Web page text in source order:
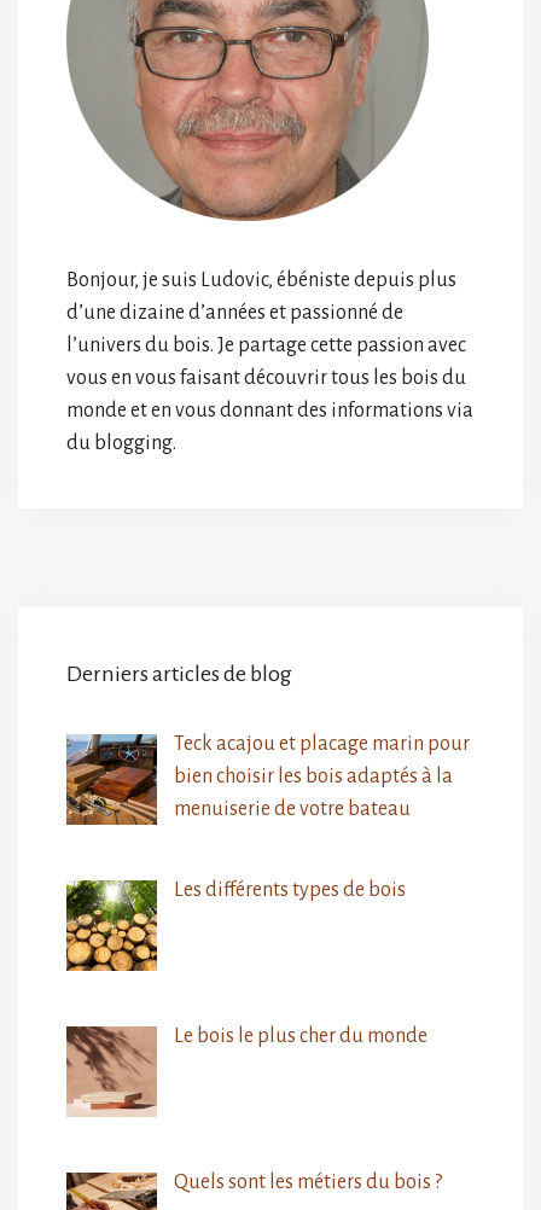
Bonjour, je suis Ludovic, ébéniste depuis plus
d’une dizaine d’années et passionné de
l’univers du bois. Je partage cette passion avec
vous en vous faisant découvrir tous les bois du
monde et en vous donnant des informations via
du blogging.
Derniers articles de blog
Teck acajou et placage marin pour
bien choisir les bois adaptés à la
menuiserie de votre bateau
Les différents types de bois
Le bois le plus cher du monde
Quels sont les métiers du bois ?